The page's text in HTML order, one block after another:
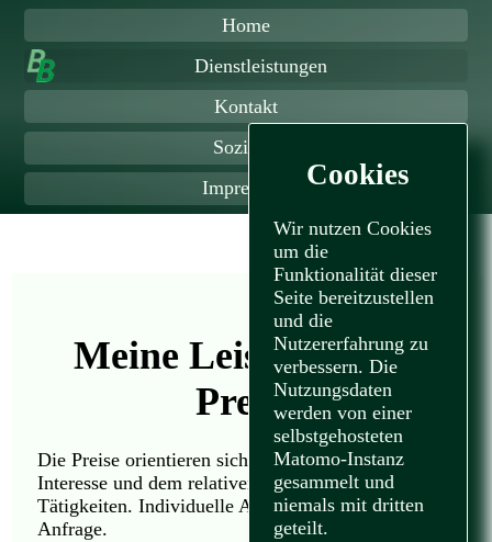
Home
Dienstleistungen
Kontakt
Soziales
Impressum
Meine Leistungen &
Preise
Die Preise orientieren sich primär an meinem
Interesse und dem relativen Aufwand der
Tätigkeiten. Individuelle Angebote erhalten Sie auf
Anfrage.
Cookies
Wir nutzen Cookies
um die
Funktionalität dieser
Seite bereitzustellen
und die
Nutzererfahrung zu
verbessern. Die
Nutzungsdaten
werden von einer
selbstgehosteten
Matomo-Instanz
gesammelt und
niemals mit dritten
geteilt.